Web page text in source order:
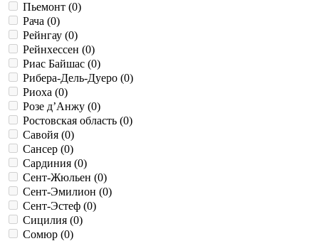
Пьемонт (0)
Рача (0)
Рейнгау (0)
Рейнхессен (0)
Риас Байшас (0)
Рибера-Дель-Дуеро (0)
Риоха (0)
Розе д’Анжу (0)
Ростовская область (0)
Савойя (0)
Сансер (0)
Сардиния (0)
Сент-Жюльен (0)
Сент-Эмилион (0)
Сент-Эстеф (0)
Сицилия (0)
Сомюр (0)